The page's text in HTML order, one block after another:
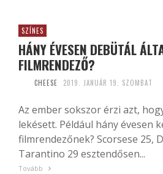
SZÍNES
HÁNY ÉVESEN DEBÜTÁL
FILMRENDEZŐ?
CHEESE 2019. JANUÁR 19. SZOMBAT
Az ember sokszor érzi azt,
lekésett. Például hány évesen
filmrendezőnek? Scorsese 25,
Tarantino 29 esztendősen...
Tovább